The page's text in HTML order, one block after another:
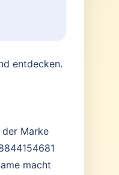
entdecken.
Marke
macht